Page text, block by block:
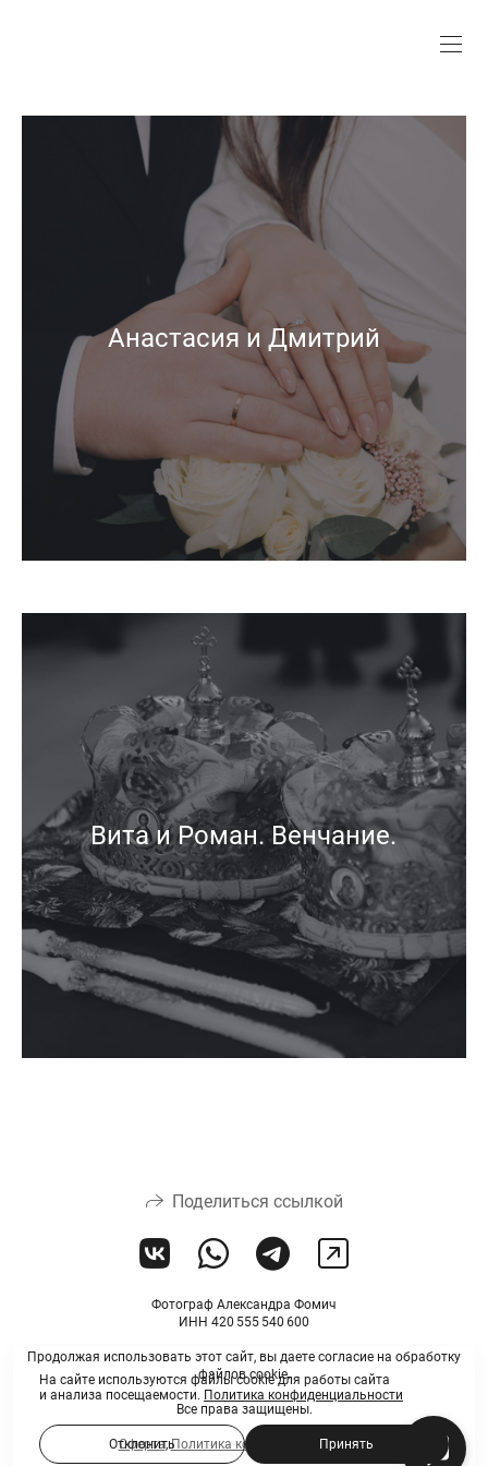
Анастасия и Дмитрий
Вита и Роман. Венчание.
Поделиться ссылкой
Фотограф Александра Фомич
ИНН 420 555 540 600
Продолжая использовать этот сайт, вы даете согласие на обработку
файлов cookie.
Все права защищены.
Оферта,Политика конфиденциальности
На сайте используются файлы cookie для работы сайта
и анализа посещаемости. Политика конфиденциальности
Отклонить Принять